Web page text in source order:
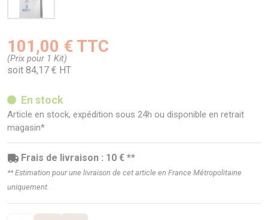
101,00 € TTC
(Prix pour 1 Kit)
soit 84,17 € HT
En stock
Article en stock, expédition sous 24h ou disponible en retrait
magasin*
Frais de livraison : 10 € **
** Estimation pour une livraison de cet article en France Métropolitaine
uniquement.